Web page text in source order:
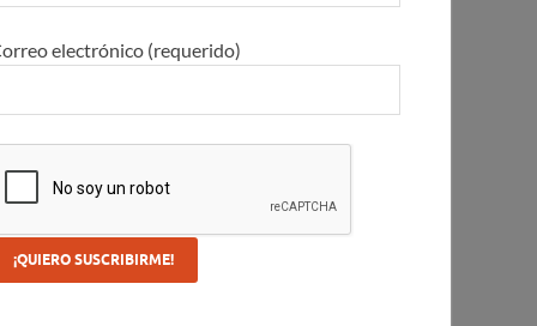
electrónico (requerido)